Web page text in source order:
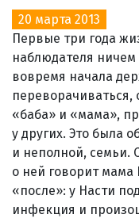
20 марта 2013
Первые три года
наблюдателя
вовремя начала
переворачиваться,
«баба» и «мама»,
у других. Это была
и неполной, семьи.
о ней говорит мама
«после»: у Насти
инфекция и